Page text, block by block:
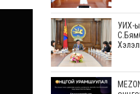
УИХ-
илүү